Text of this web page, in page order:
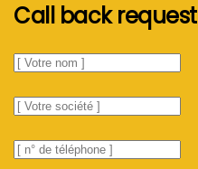
Call back request